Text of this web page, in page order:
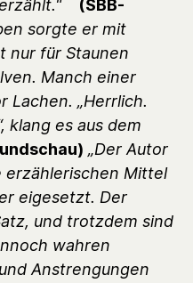
(SBB-
sorgte er mit
nur für Staunen
Manch einer
Lachen. „Herrlich.
klang es aus dem
„Der Autor
Mittel
eigesetzt. Der
und trotzdem sind
wahren
Anstrengungen